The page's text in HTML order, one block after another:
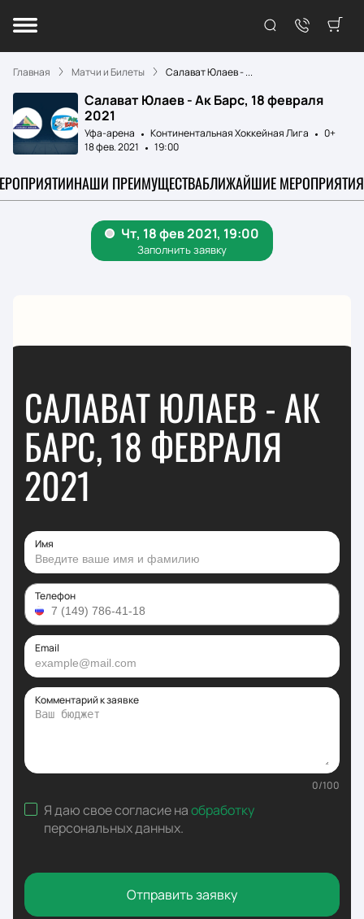
Главная Матчи и Билеты Салават Юлаев - ...
Салават Юлаев - Ак Барс, 18 февраля
2021
Уфа-арена Континентальная Хоккейная Лига
0+
18 фев. 2021
19:00
НАШИ ПРЕИМУЩЕСТВАБЛИЖАЙШИЕ МЕРОПРИЯТИЯ
САЛАВАТ ЮЛАЕВ - АК
БАРС, 18 ФЕВРАЛЯ
2021
Имя
Телефон
Email
Комментарий к заявке
0/100
Я даю свое согласие наобработку
персональных данных.
Отправить заявку